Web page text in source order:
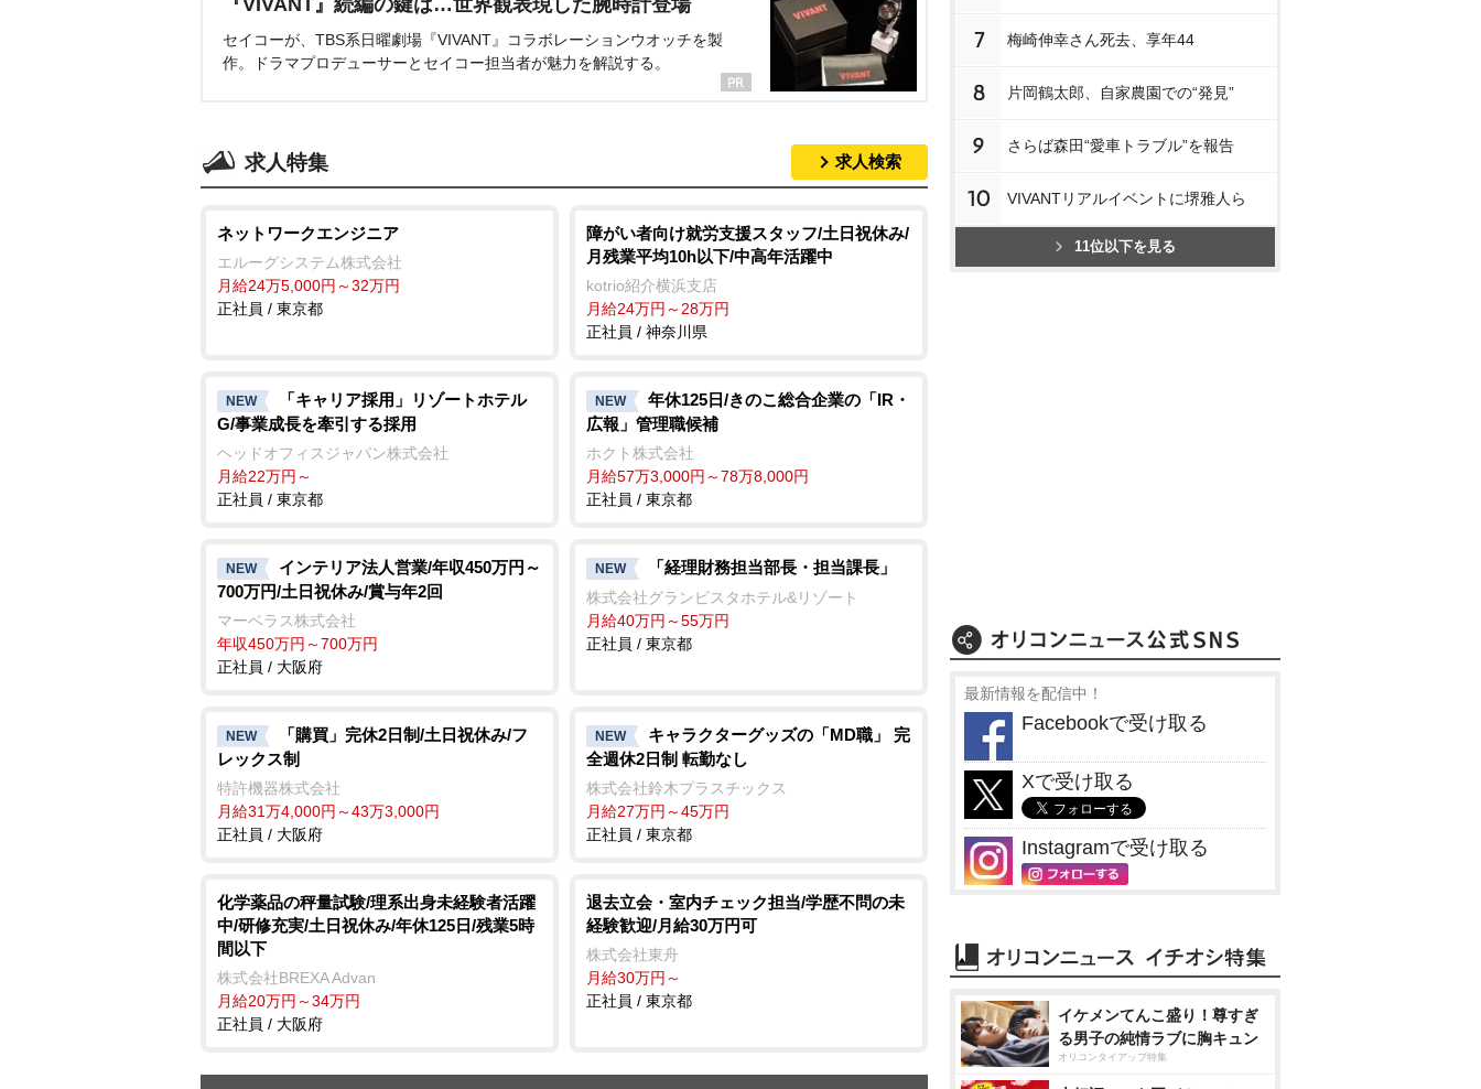
『VIVANT』続編の鍵は…世界観表現した腕時計登場
セイコーが、TBS系日曜劇場『VIVANT』コラボレーションウオッチを製
作。ドラマプロデューサーとセイコー担当者が魅力を解説する。
求人特集 求人検索
ネットワークエンジニア
エルーグシステム株式会社
月給24万5,000円～32万円
正社員 / 東京都
障がい者向け就労支援スタッフ/土日祝休み/
月残業平均10h以下/中高年活躍中
kotrio紹介横浜支店
月給24万円～28万円
正社員 / 神奈川県
NEW
「キャリア採用」リゾートホテル
G/事業成長を牽引する採用
ヘッドオフィスジャパン株式会社
月給22万円～
正社員 / 東京都
NEW
年休125日/きのこ総合企業の「IR・
広報」管理職候補
ホクト株式会社
月給57万3,000円～78万8,000円
正社員 / 東京都
NEW
インテリア法人営業/年収450万円～
700万円/土日祝休み/賞与年2回
マーベラス株式会社
年収450万円～700万円
正社員 / 大阪府
NEW 「経理財務担当部長・担当課長」
株式会社グランビスタホテル&リゾート
月給40万円～55万円
正社員 / 東京都
NEW
「購買」完休2日制/土日祝休み/フ
レックス制
特許機器株式会社
月給31万4,000円～43万3,000円
正社員 / 大阪府
NEW
キャラクターグッズの「MD職」 完
全週休2日制 転勤なし
株式会社鈴木プラスチックス
月給27万円～45万円
正社員 / 東京都
化学薬品の秤量試験/理系出身未経験者活躍
中/研修充実/土日祝休み/年休125日/残業5時
間以下
株式会社BREXA Advan
月給20万円～34万円
正社員 / 大阪府
退去立会・室内チェック担当/学歴不問の未
経験歓迎/月給30万円可
株式会社東舟
月給30万円～
正社員 / 東京都
7 梅崎伸幸さん死去、享年44
8 片岡鶴太郎、自家農園での“発見”
9 さらば森田“愛車トラブル”を報告
10 VIVANTリアルイベントに堺雅人ら
11位以下を見る
最新情報を配信中！
Facebookで受け取る
Xで受け取る
Instagramで受け取る
イケメンてんこ盛り！尊すぎ
る男子の純情ラブに胸キュン
オリコンタイアップ特集